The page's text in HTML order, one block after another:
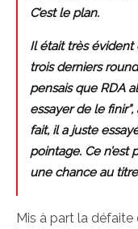
C’est le plan.
Il était très évident
trois derniers
pensais que RDA
essayer de le
fait, il a juste
pointage. Ce n’est
une chance au
Mis à part la